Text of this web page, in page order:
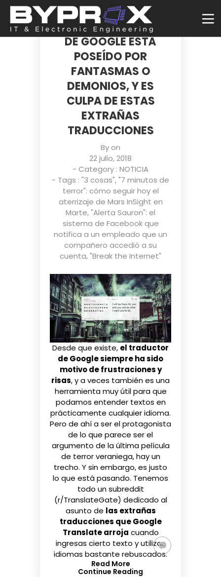
HAY GENTE QUE CREE
QUE EL TRADUCTOR
DE GOOGLE ESTÁ
POSEÍDO POR
FANTASMAS O
DEMONIOS, Y ES
CULPA DE ESTAS
EXTRAÑAS
TRADUCCIONES
By on
22 julio, 2018
- Category : NOTICIA
- Tags : "3 cosas","7 minutos de
terror": cómo seguir hoy el
aterrizaje de Mars InSight en
Marte,"Alerta Sauron": el
sistema de Facebook que
notifica a un empleado que un
compañero accedió a su
cuenta,"Break the Internet"
Desde que existe, el traductor
de Google siempre ha sido
motivo de frustraciones y
risas, y a veces también es una
herramienta muy útil para que
podamos entender textos en
prácticamente cualquier idioma.
Pero de ahí a ser el protagonista
de lo que parece ser el
argumento de la última película
de terror veraniega, hay un
trecho. Y sin embargo, es justo
lo que está pasando. Tenemos
todo un subreddit
(r/TranslateGate) dedicado al
asunto de las extrañas
traducciones que Google
Translate arroja cuando
ingresas cierto texto y utilizas
idiomas bastante rebuscados.
Read More
Continue Reading